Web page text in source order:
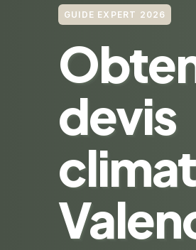
GUIDE EXPERT 2026
devis